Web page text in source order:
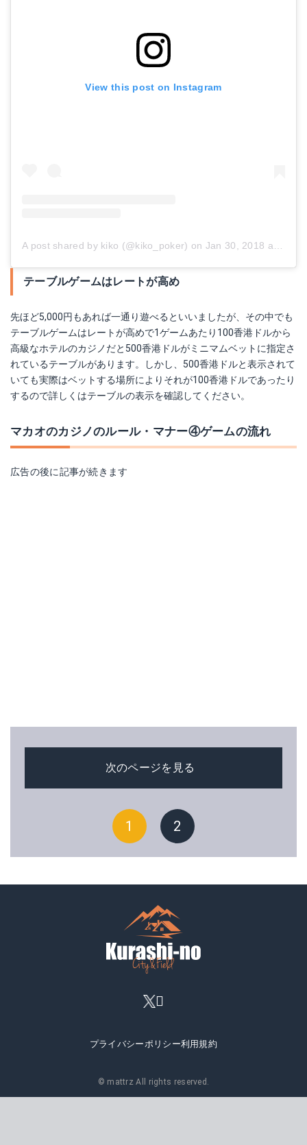
View this post on Instagram
A post shared by kiko (@kiko_poker) on Jan 30, 2018 at 6:33am PST
テーブルゲームはレートが高め
先ほど5,000円もあれば一通り遊べるといいましたが、その中でも
テーブルゲームはレートが高めで1ゲームあたり100香港ドルから
高級なホテルのカジノだと500香港ドルがミニマムベットに指定さ
れているテーブルがあります。しかし、500香港ドルと表示されて
いても実際はベットする場所によりそれが100香港ドルであったり
するので詳しくはテーブルの表示を確認してください。
マカオのカジノのルール・マナー④ゲームの流れ
広告の後に記事が続きます
次のページを見る
1 2
プライバシーポリシー利用規約
© mattrz All rights reserved.